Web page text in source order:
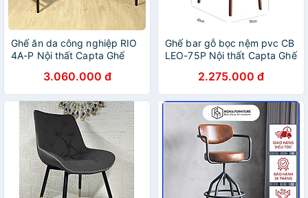
Ghế ăn da công nghiệp RIO
4A-P Nội thất Capta Ghế
màu nâu bò xám nệm rời vải
bố khung ghế sắt sơn tĩnh
điện giả vân gỗ nhập khẩu
chất lượng cao
3.060.000 đ
Ghế bar gỗ bọc nệm pvc CB
LEO-75P Nội thất Capta Ghế
đại cao 75cm nệm pvc cao
cấp tại tp hcm
2.275.000 đ